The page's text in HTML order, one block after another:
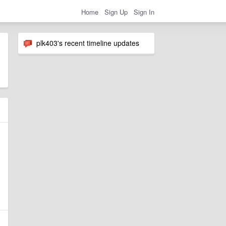
Home Sign Up Sign In
plk403's recent timeline updates